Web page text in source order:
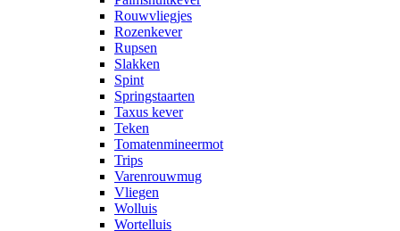
Rouwvliegjes
Rozenkever
Rupsen
Slakken
Spint
Springstaarten
Taxus kever
Teken
Tomatenmineermot
Trips
Varenrouwmug
Vliegen
Wolluis
Wortelluis